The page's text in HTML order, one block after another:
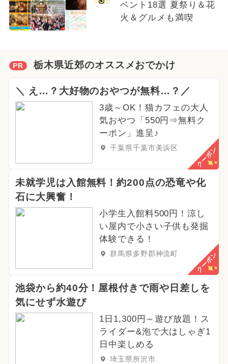
ベント18選 夏祭り＆花
火＆グルメも満喫
PR 栃木県近郊のオススメおでかけ
＼ え…？大好物のおやつが無料…？／
3歳～OK！猫カフェの大人
気おやつ「550円⇒無料ク
ーポン」進呈♪
千葉県千葉市美浜区 クーポン
未就学児は入館無料！約200点の恐竜や化
石に大興奮！
小学生入館料500円！涼し
い屋内で小さい子供も発掘
体験できる！
群馬県多野郡神流町 クーポン
池袋から約40分！屋根付きで雨や日差しを
気にせず水遊び
1日1,300円～遊び放題！ス
ライダー&泡で大はしゃぎ1
日中楽しめる
埼玉県所沢市